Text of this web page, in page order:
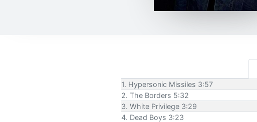
1. Hypersonic Missiles 3:57
2. The Borders 5:32
3. White Privilege 3:29
4. Dead Boys 3:23